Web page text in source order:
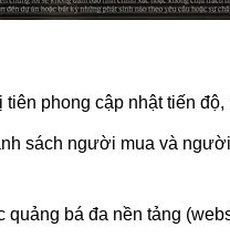
tiên phong cập nhật tiến
sách người mua và
quảng bá đa nền tảng